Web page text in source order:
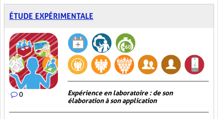
ÉTUDE EXPÉRIMENTALE
0
Expérience en laboratoire : de son
élaboration à son application